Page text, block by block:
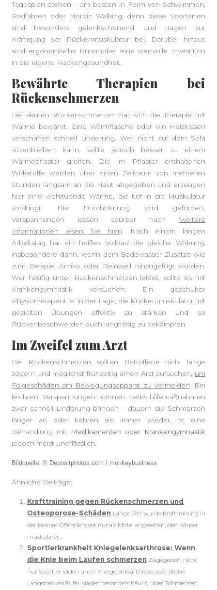
Tagesplan stehen – am besten in Form von Schwimmen,
Radfahren oder Nordic Walking, denn diese Sportarten
sind besonders gelenkschonend und tragen zur
Kräftigung der Rückenmuskulatur bei. Darüber hinaus
sind ergonomische Büromöbel eine wertvolle Investition
in die eigene Rückengesundheit.
Bewährte Therapien bei
Rückenschmerzen
Bei akuten Rückenschmerzen hat sich die Therapie mit
Wärme bewährt. Eine Wärmflasche oder ein Heizkissen
verschaffen schnell Linderung. Wer nicht auf dem Sofa
sitzenbleiben kann, sollte jedoch besser zu einem
Wärmepflaster greifen. Die im Pflaster enthaltenen
Wirkstoffe werden über einen Zeitraum von mehreren
Stunden langsam an die Haut abgegeben und erzeugen
hier eine wohltuende Wärme, die tief in die Muskulatur
vordringt. Die Durchblutung wird gefördert,
Verspannungen lassen spürbar nach (weitere
Informationen lesen Sie hier). Nach einem langen
Arbeitstag hat ein heißes Vollbad die gleiche Wirkung,
insbesondere dann, wenn dem Badewasser Zusätze wie
zum Beispiel Arnika oder Beinwell hinzugefügt wurden.
Wer häufig unter Rückenschmerzen leidet, sollte es mit
Krankengymnastik versuchen: Ein geschulter
Physiotherapeut ist in der Lage, die Rückenmuskulatur mit
gezielten Übungen effektiv zu stärken und so
Rückenbeschwerden auch langfristig zu bekämpfen.
Im Zweifel zum Arzt
Bei Rückenschmerzen sollten Betroffene nicht lange
zögern und möglichst frühzeitig einen Arzt aufsuchen, um
Folgeschäden am Bewegungsapparat zu vermeiden . Bei
leichten Verspannungen können Selbsthilfemaßnahmen
zwar schnell Linderung bringen – dauern die Schmerzen
länger an oder kehren sie immer wieder, ist eine
Behandlung mit
Medikamenten oder Krankengymnastik
jedoch meist unerlässlich.
Bildquelle: © Depositphotos.com / monkeybusiness
Ähnliche Beiträge:
Krafttraining gegen Rückenschmerzen und
Osteoporose-Schäden Lange Zeit wurde Krafttraining in
der breiten Öffentlichkeit nur als Mittel angesehen, den Körper
muskulärer...
Sportlerkrankheit Kniegelenksarthrose: Wenn
die Knie beim Laufen schmerzen Zugegeben, nicht
nur Sportler leiden unter Kniegelenksarthrose, aber aktive
Langstreckenläufer klagen besonders häufig über Schmerzen...